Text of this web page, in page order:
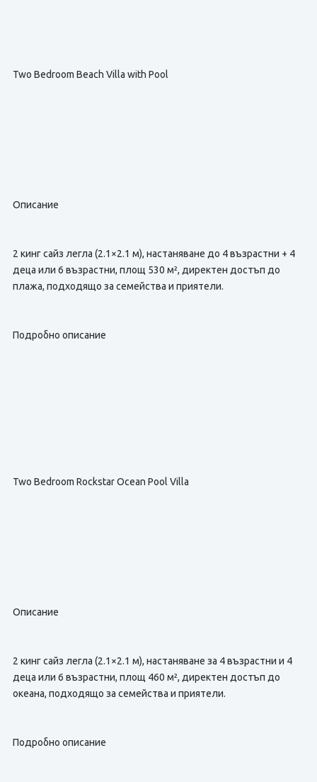
Two Bedroom Beach Villa with Pool
Описание
2 кинг сайз легла (2.1×2.1 м), настаняване до 4 възрастни + 4
деца или 6 възрастни, площ 530 м², директен достъп до
плажа, подходящо за семейства и приятели.
Подробно описание
Two Bedroom Rockstar Ocean Pool Villa
Описание
2 кинг сайз легла (2.1×2.1 м), настаняване за 4 възрастни и 4
деца или 6 възрастни, площ 460 м², директен достъп до
океана, подходящо за семейства и приятели.
Подробно описание